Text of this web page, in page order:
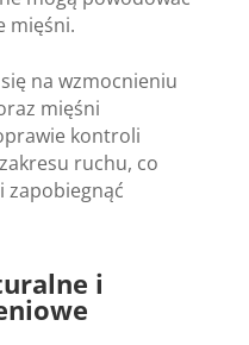
mięśni.
na wzmocnieniu
mięśni
kontroli
ruchu, co
zapobiegnąć
i